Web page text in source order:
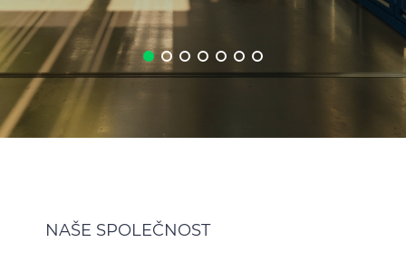
Magazín Insight
CABLE APP
NAŠE SPOLEČNOST